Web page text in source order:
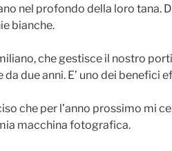
nel profondo della loro tana.
bianche.
che gestisce il nostro
da due anni. E’ uno dei benefici
che per l’anno prossimo mi
macchina fotografica.